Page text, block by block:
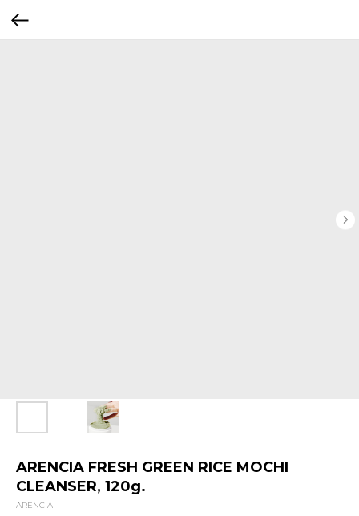
ARENCIA FRESH GREEN RICE MOCHI
CLEANSER, 120g.
ARENCIA